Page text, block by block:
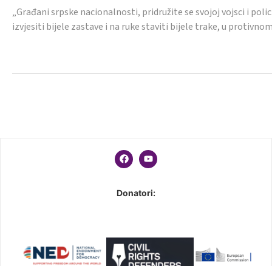
„Građani srpske nacionalnosti, pridružite se svojoj vojsci i
izvjesiti bijele zastave i na ruke staviti bijele trake, u
Donatori: